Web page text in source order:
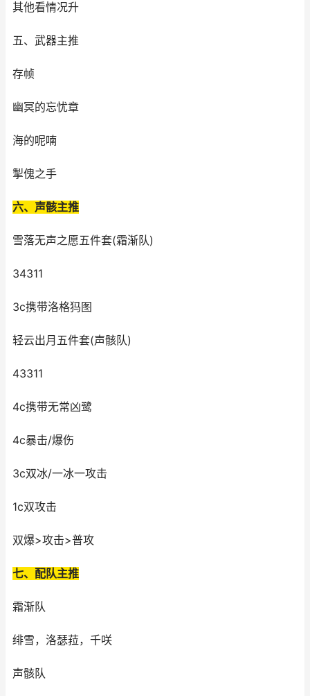
其他看情况升
五、武器主推
存帧
幽冥的忘忧章
海的呢喃
掣傀之手
六、声骸主推
雪落无声之愿五件套(霜渐队)
34311
3c携带洛格犸图
轻云出月五件套(声骸队)
43311
4c携带无常凶鹭
4c暴击/爆伤
3c双冰/一冰一攻击
1c双攻击
双爆>攻击>普攻
七、配队主推
霜渐队
绯雪，洛瑟菈，千咲
声骸队